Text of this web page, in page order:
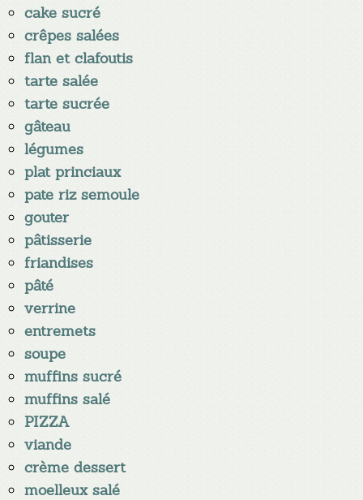
cake sucré
crêpes salées
flan et clafoutis
tarte salée
tarte sucrée
gâteau
légumes
plat princiaux
pate riz semoule
gouter
pâtisserie
friandises
pâté
verrine
entremets
soupe
muffins sucré
muffins salé
PIZZA
viande
crème dessert
moelleux salé